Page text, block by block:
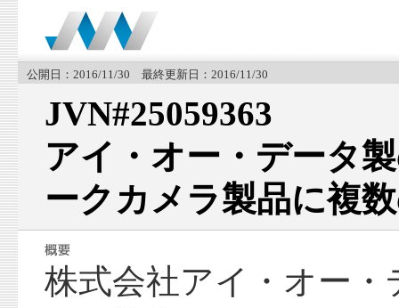
公開日：2016/11/30 最終更新日：2016/11/30
JVN#25059363
アイ・オー・データ
ークカメラ製品に複
株式会社アイ・オー・